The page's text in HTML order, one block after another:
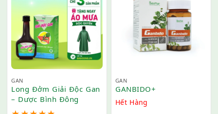
GAN
Long Đởm Giải Độc Gan
– Dược Bình Đông
GAN
GANBIDO+
Hết Hàng